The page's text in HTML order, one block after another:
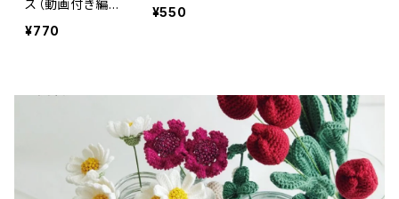
ス（動画付き編
み図）
¥770
¥550